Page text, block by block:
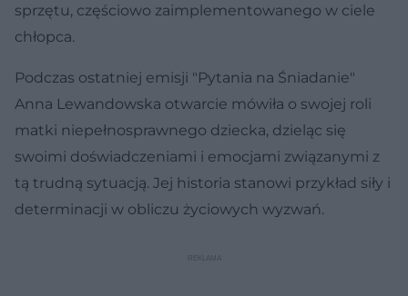
sprzętu, częściowo zaimplementowanego w ciele
chłopca.
Podczas ostatniej emisji "Pytania na Śniadanie"
Anna Lewandowska otwarcie mówiła o swojej roli
matki niepełnosprawnego dziecka, dzieląc się
swoimi doświadczeniami i emocjami związanymi z
tą trudną sytuacją. Jej historia stanowi przykład siły i
determinacji w obliczu życiowych wyzwań.